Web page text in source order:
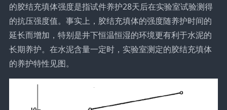
的胶结充填体强度是指试件养护28天后在实验室试验测得
的抗压强度值。事实上，胶结充填体的强度随养护时间的
延长而增加，特别是井下恒温恒湿的环境更有利于水泥的
长期养护。在水泥含量一定时，实验室测定的胶结充填体
的养护特性见图。